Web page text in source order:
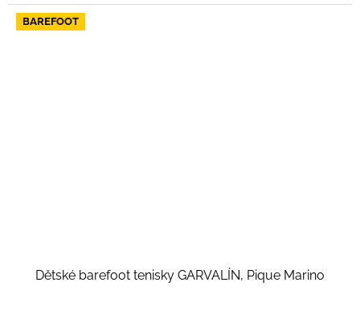
BAREFOOT
Dětské barefoot tenisky GARVALÍN, Pique Marino